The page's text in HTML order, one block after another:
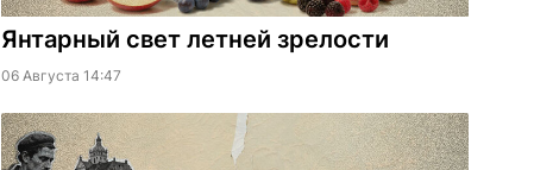
Янтарный свет летней зрелости
06 Августа 14:47